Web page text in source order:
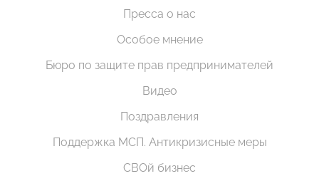
Пресса о нас
Особое мнение
Бюро по защите прав предпринимателей
Видео
Поздравления
Поддержка МСП. Антикризисные меры
СВОй бизнес